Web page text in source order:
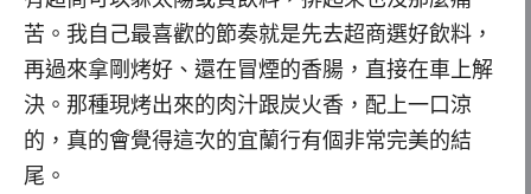
苦。我自己最喜歡的節奏就是先去超商選好飲料，
再過來拿剛烤好、還在冒煙的香腸，直接在車上解
決。那種現烤出來的肉汁跟炭火香，配上一口涼
的，真的會覺得這次的宜蘭行有個非常完美的結
尾。